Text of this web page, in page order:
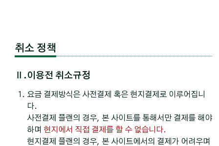
취소 정책
Ⅱ.이용전 취소규정
요금 결제방식은 사전결제 혹은 현지결제로 이루어집니
다.
사전결제 플랜의 경우, 본 사이트를 통해서만 결제를 해야
하며 현지에서 직접 결제를 할 수 없습니다.
현지결제 플랜의 경우, 본 사이트에서의 결제가 어려우며